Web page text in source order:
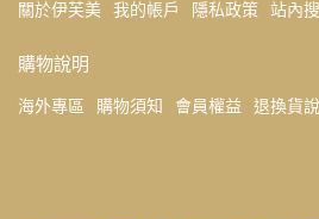
關於伊芙美 我的帳戶 隱私政策 站內
購物說明
海外專區 購物須知 會員權益 退換貨